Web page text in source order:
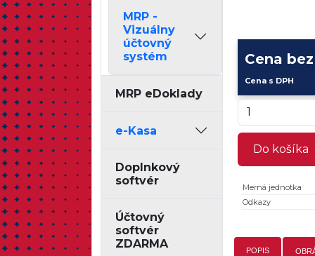
MRP -
Vizuálny
účtovný
systém
MRP eDoklady
e-Kasa
Doplnkový
softvér
Účtovný
softvér
ZDARMA
Cena
Cena s DPH
Do košíka
Merná jednotka
Odkazy
POPIS